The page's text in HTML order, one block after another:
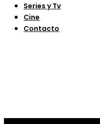
Series y Tv
Cine
Contacto